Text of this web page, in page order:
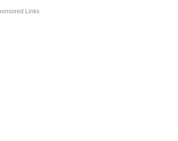
Links